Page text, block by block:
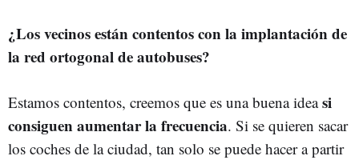
¿Los vecinos están contentos con la implantación de
la red ortogonal de autobuses?
Estamos contentos, creemos que es una buena ideasi
consiguen aumentar la frecuencia. Si se quieren sacar
los coches de la ciudad, tan solo se puede hacer a partir